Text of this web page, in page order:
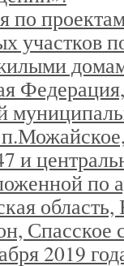
по
участков
и
по
область,
Спасское
2019